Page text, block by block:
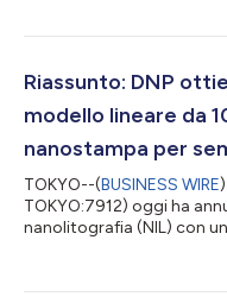
R&S alla produzione in
DNP porterà avanti lo
Riassunto: DNP
modello lineare da
nanostampa per
TOKYO--(BUSINESS WIRE
TOKYO:7912) oggi ha
nanolitografia (NIL) con
generazione da 1,4 nm e